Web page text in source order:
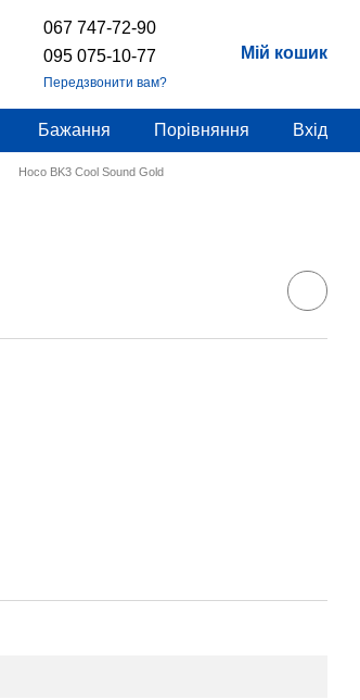
067 747-72-90
095 075-10-77
Передзвонити вам?
Мій кошик
Бажання Порівняння Вхід
Hoco BK3 Cool Sound Gold